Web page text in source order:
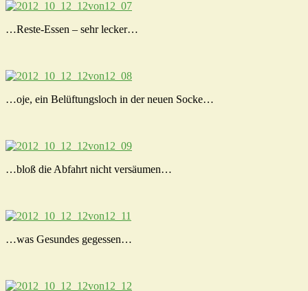
…Reste-Essen – sehr lecker…
…oje, ein Belüftungsloch in der neuen Socke…
…bloß die Abfahrt nicht versäumen…
…was Gesundes gegessen…